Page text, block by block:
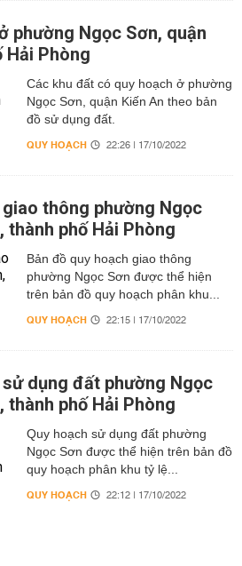
phường Ngọc Sơn, quận
Hải Phòng
Các khu đất có quy hoạch ở phường
Ngọc Sơn, quận Kiến An theo bản
đồ sử dụng đất.
QUY HOẠCH 22:26 | 17/10/2022
thông phường Ngọc
thành phố Hải Phòng
Bản đồ quy hoạch giao thông
phường Ngọc Sơn được thể hiện
trên bản đồ quy hoạch phân khu...
QUY HOẠCH 22:15 | 17/10/2022
dụng đất phường Ngọc
thành phố Hải Phòng
Quy hoạch sử dụng đất phường
Ngọc Sơn được thể hiện trên bản đồ
quy hoạch phân khu tỷ lệ...
QUY HOẠCH 22:12 | 17/10/2022